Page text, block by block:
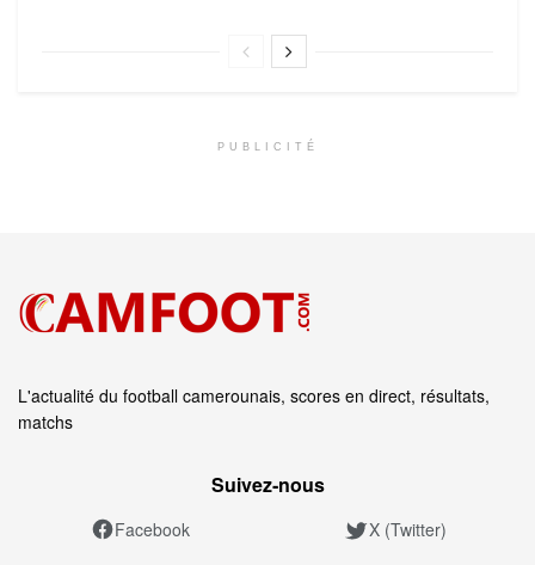
PUBLICITÉ
L'actualité du football camerounais, scores en direct, résultats,
matchs
Suivez‑nous
Facebook X (Twitter)